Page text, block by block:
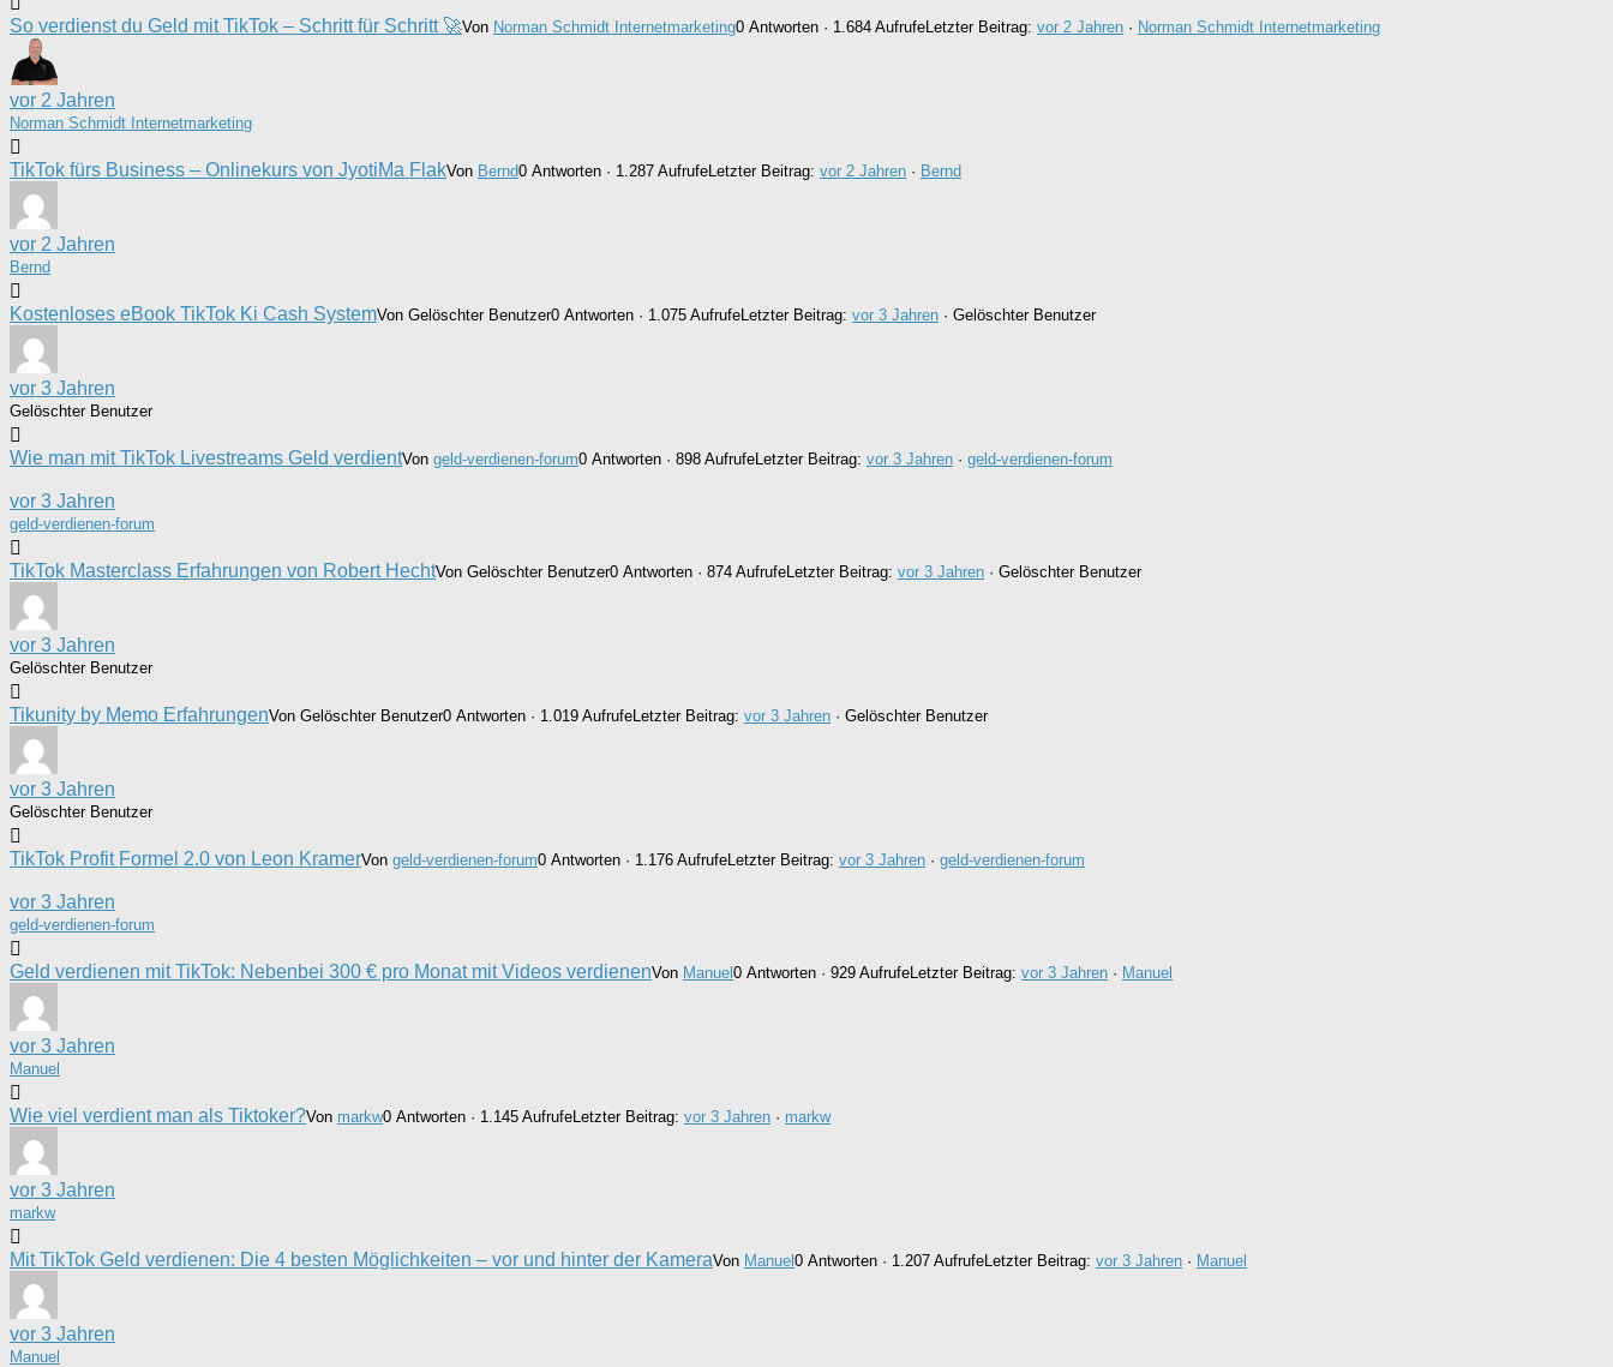
So verdienst du Geld mit TikTok – Schritt für Schritt 🚀Von Norman Schmidt Internetmarketing0 Antworten · 1.684 AufrufeLetzter Beitrag: vor 2 Jahren · Norman Schmidt Internetmarketing
vor 2 Jahren
Norman Schmidt Internetmarketing
TikTok fürs Business – Onlinekurs von JyotiMa FlakVon Bernd0 Antworten · 1.287 AufrufeLetzter Beitrag: vor 2 Jahren · Bernd
vor 2 Jahren
Bernd
Kostenloses eBook TikTok Ki Cash SystemVon Gelöschter Benutzer0 Antworten · 1.075 AufrufeLetzter Beitrag: vor 3 Jahren · Gelöschter Benutzer
vor 3 Jahren
Gelöschter Benutzer
Wie man mit TikTok Livestreams Geld verdientVon geld-verdienen-forum0 Antworten · 898 AufrufeLetzter Beitrag: vor 3 Jahren · geld-verdienen-forum
vor 3 Jahren
geld-verdienen-forum
TikTok Masterclass Erfahrungen von Robert HechtVon Gelöschter Benutzer0 Antworten · 874 AufrufeLetzter Beitrag: vor 3 Jahren · Gelöschter Benutzer
vor 3 Jahren
Gelöschter Benutzer
Tikunity by Memo ErfahrungenVon Gelöschter Benutzer0 Antworten · 1.019 AufrufeLetzter Beitrag: vor 3 Jahren · Gelöschter Benutzer
vor 3 Jahren
Gelöschter Benutzer
TikTok Profit Formel 2.0 von Leon KramerVon geld-verdienen-forum0 Antworten · 1.176 AufrufeLetzter Beitrag: vor 3 Jahren · geld-verdienen-forum
vor 3 Jahren
geld-verdienen-forum
Geld verdienen mit TikTok: Nebenbei 300 € pro Monat mit Videos verdienenVon Manuel0 Antworten · 929 AufrufeLetzter Beitrag: vor 3 Jahren · Manuel
vor 3 Jahren
Manuel
Wie viel verdient man als Tiktoker?Von markw0 Antworten · 1.145 AufrufeLetzter Beitrag: vor 3 Jahren · markw
vor 3 Jahren
markw
Mit TikTok Geld verdienen: Die 4 besten Möglichkeiten – vor und hinter der KameraVon Manuel0 Antworten · 1.207 AufrufeLetzter Beitrag: vor 3 Jahren · Manuel
vor 3 Jahren
Manuel